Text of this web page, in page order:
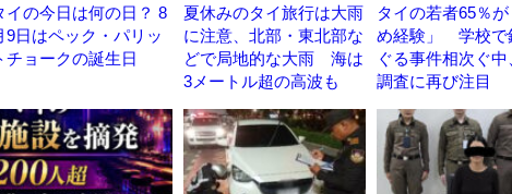
イの今日は何の日？ 8
9日はペック・パリッ
チョークの誕生日
夏休みのタイ旅行は大雨
に注意、北部・東北部な
どで局地的な大雨 海は
3メートル超の高波も
タイの若者65％が
め経験」 学校で
ぐる事件相次ぐ
調査に再び注目